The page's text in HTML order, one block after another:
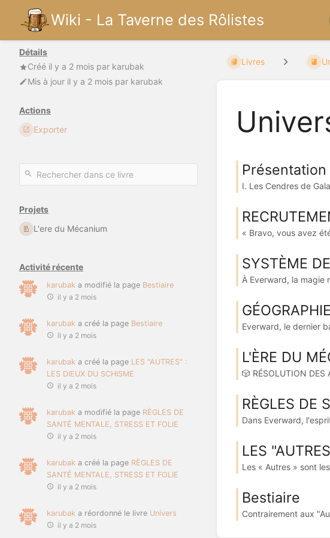
Wiki - La Taverne des Rôlistes
Détails
Créé il y a 2 mois par karubak
Mis à jour il y a 2 mois par karubak
Actions
Exporter
Projets
L'ere du Mécanium
Activité récente
karubak a modifié la page Bestiaire
il y a 2 mois
karubak a créé la page Bestiaire
il y a 2 mois
karubak a créé la page LES "AUTRES" :
LES DIEUX DU SCHISME
il y a 2 mois
karubak a modifié la page RÈGLES DE
SANTÉ MENTALE, STRESS ET FOLIE
il y a 2 mois
karubak a créé la page RÈGLES DE
SANTÉ MENTALE, STRESS ET FOLIE
il y a 2 mois
karubak a réordonné le livre Univers
il y a 2 mois
Livres
Présentation
I. Les Cendres de
« Bravo, vous avez
SYSTÈME
À Everward, la magie
Everward, le dernier
L'ÈRE DU
🎲 RÉSOLUTION
RÈGLES DE
Dans Everward,
LES
Les « Autres » sont
Bestiaire
Contrairement aux